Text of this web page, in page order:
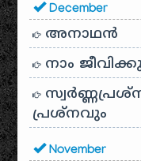
December
അനാഥന്‍
നാം
പ്രശ്‌നവും
November